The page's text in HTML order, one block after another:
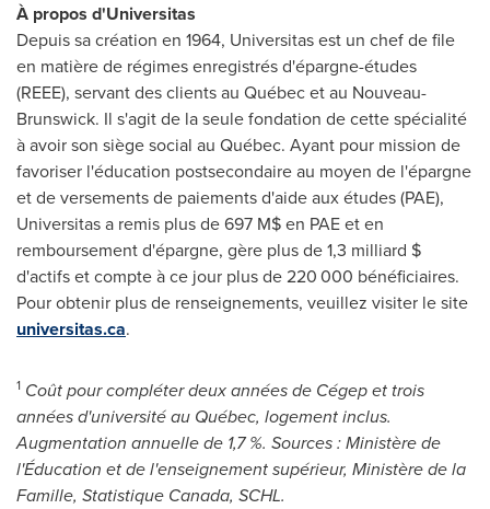
À propos d'Universitas
Depuis sa création en 1964, Universitas est un chef de file
en matière de régimes enregistrés d'épargne-études
(REEE), servant des clients au Québec et au Nouveau-
Brunswick. Il s'agit de la seule fondation de cette spécialité
à avoir son siège social au Québec. Ayant pour mission de
favoriser l'éducation postsecondaire au moyen de l'épargne
et de versements de paiements d'aide aux études (PAE),
Universitas a remis plus de 697 M$ en PAE et en
remboursement d'épargne, gère plus de 1,3 milliard $
d'actifs et compte à ce jour plus de 220 000 bénéficiaires.
Pour obtenir plus de renseignements, veuillez visiter le site
universitas.ca.
1 Coût pour compléter deux années de Cégep et trois
années d'université au Québec, logement inclus.
Augmentation annuelle de 1,7 %. Sources : Ministère de
l'Éducation et de l'enseignement supérieur, Ministère de la
Famille, Statistique Canada, SCHL.